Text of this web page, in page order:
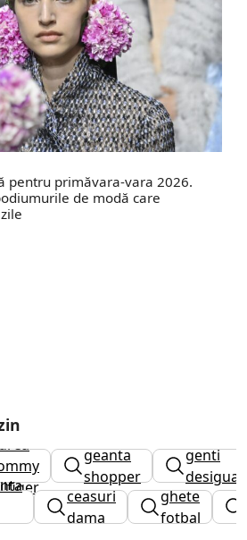
pentru primăvara-vara 2026.
de modă care
geanta
shopper
genti
desigual
ceasuri
dama
ghete
fotbal